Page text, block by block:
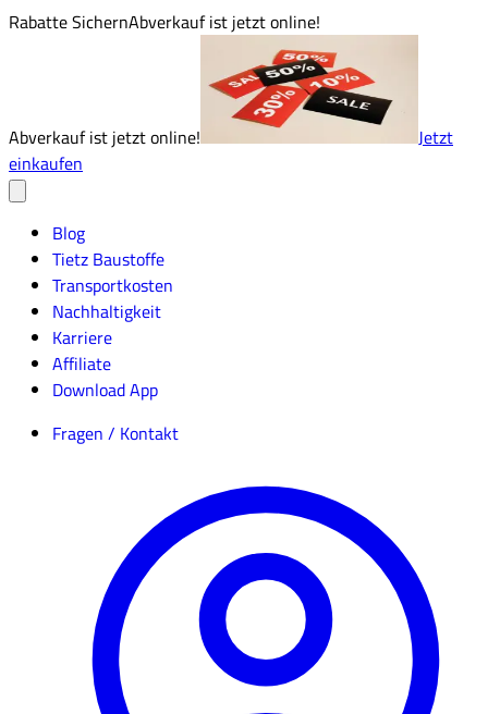
Rabatte SichernAbverkauf ist jetzt online!
Abverkauf ist jetzt online!
Jetzt
einkaufen
Blog
Tietz Baustoffe
Transportkosten
Nachhaltigkeit
Karriere
Affiliate
Download App
Fragen / Kontakt